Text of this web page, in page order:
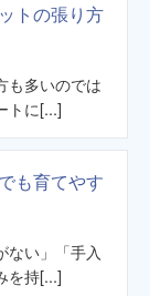
トの張り方
も多いのでは
トに[...]
も育てやす
ない」「手入
を持[...]